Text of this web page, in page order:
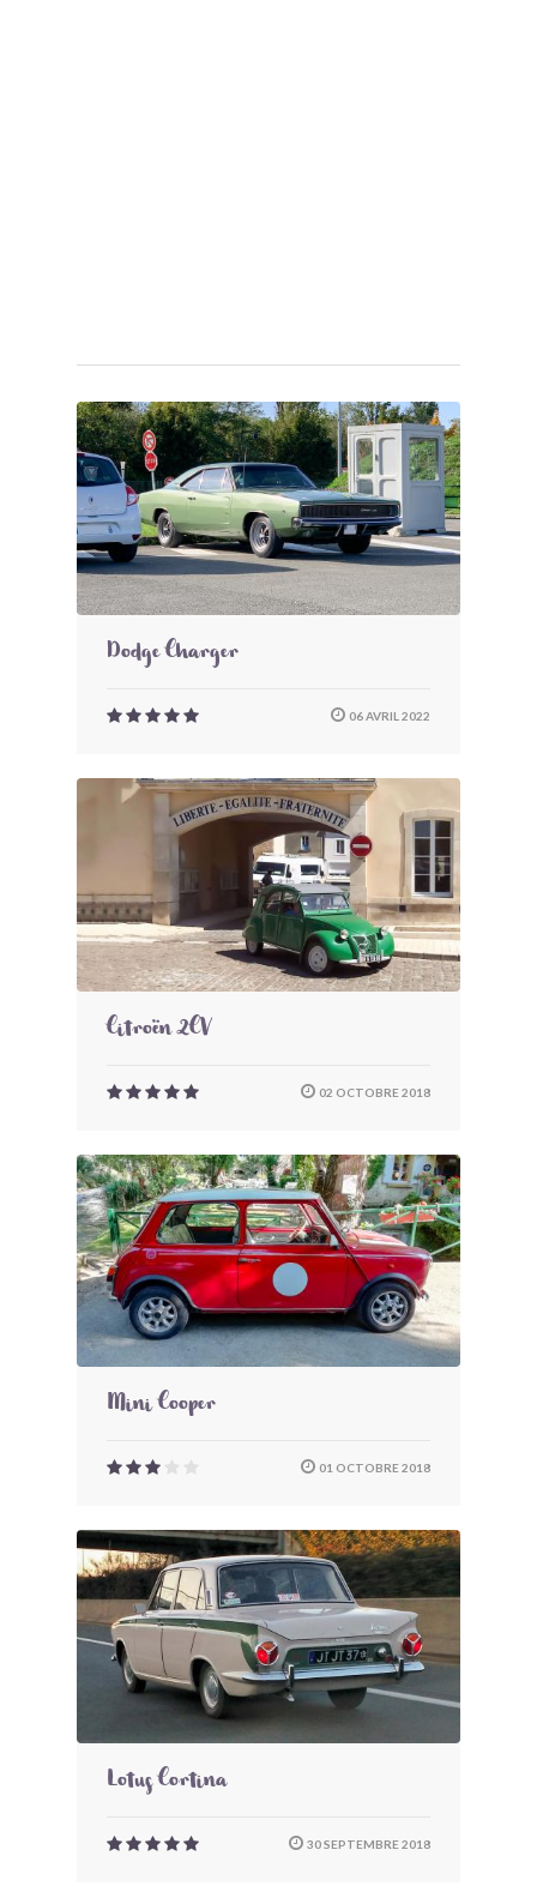
Dodge Charger
06 AVRIL 2022
Citroën 2CV
02 OCTOBRE 2018
Mini Cooper
01 OCTOBRE 2018
Lotus Cortina
30 SEPTEMBRE 2018